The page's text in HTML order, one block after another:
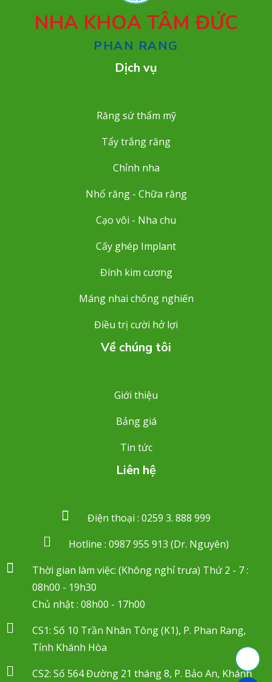
NHA KHOA TÂM ĐỨC
PHAN RANG
Dịch vụ
Răng sứ thẩm mỹ
Tẩy trắng răng
Chỉnh nha
Nhổ răng - Chữa răng
Cạo vôi - Nha chu
Cấy ghép Implant
Đính kim cương
Máng nhai chống nghiến
Điều trị cười hở lợi
Về chúng tôi
Giới thiệu
Bảng giá
Tin tức
Liên hệ
Điện thoại : 0259 3. 888 999
Hotline : 0987 955 913 (Dr. Nguyên)
Thời gian làm việc: (Không nghỉ trưa) Thứ 2 - 7 :
08h00 - 19h30
Chủ nhật : 08h00 - 17h00
CS1: Số 10 Trần Nhân Tông (K1), P. Phan Rang,
Tỉnh Khánh Hòa
CS2: Số 564 Đường 21 tháng 8, P. Bảo An, Khánh